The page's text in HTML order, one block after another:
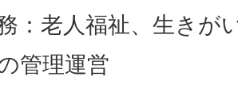
：老人福祉、生きが
管理運営